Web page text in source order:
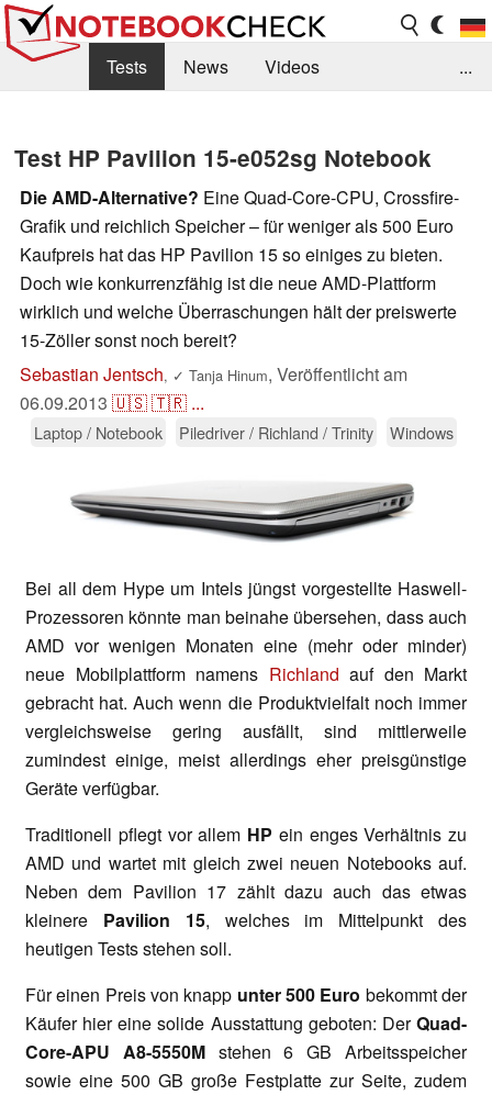
Tests News
Videos
Kaufberatung
Deals Suche
Jobs
Forum
...
Test HP Pavilion 15-e052sg Notebook
Die AMD-Alternative? Eine Quad-Core-CPU, Crossfire-
Grafik und reichlich Speicher – für weniger als 500 Euro
Kaufpreis hat das HP Pavilion 15 so einiges zu bieten.
Doch wie konkurrenzfähig ist die neue AMD-Plattform
wirklich und welche Überraschungen hält der preiswerte
15-Zöller sonst noch bereit?
Sebastian Jentsch, ✓ Tanja Hinum, Veröffentlicht am
06.09.2013 🇺🇸🇹🇷 ...
Laptop / Notebook Piledriver / Richland / Trinity Windows
Bei all dem Hype um Intels jüngst vorgestellte Haswell-
Prozessoren könnte man beinahe übersehen, dass auch
AMD vor wenigen Monaten eine (mehr oder minder)
neue Mobilplattform namens Richland auf den Markt
gebracht hat. Auch wenn die Produktvielfalt noch immer
vergleichsweise gering ausfällt, sind mittlerweile
zumindest einige, meist allerdings eher preisgünstige
Geräte verfügbar.
Traditionell pflegt vor allem HP ein enges Verhältnis zu
AMD und wartet mit gleich zwei neuen Notebooks auf.
Neben dem Pavilion 17 zählt dazu auch das etwas
kleinere Pavilion 15, welches im Mittelpunkt des
heutigen Tests stehen soll.
Für einen Preis von knapp unter 500 Euro bekommt der
Käufer hier eine solide Ausstattung geboten: DerQuad-
Core-APU A8-5550Mstehen 6 GB Arbeitsspeicher
sowie eine 500 GB große Festplatte zur Seite, zudem